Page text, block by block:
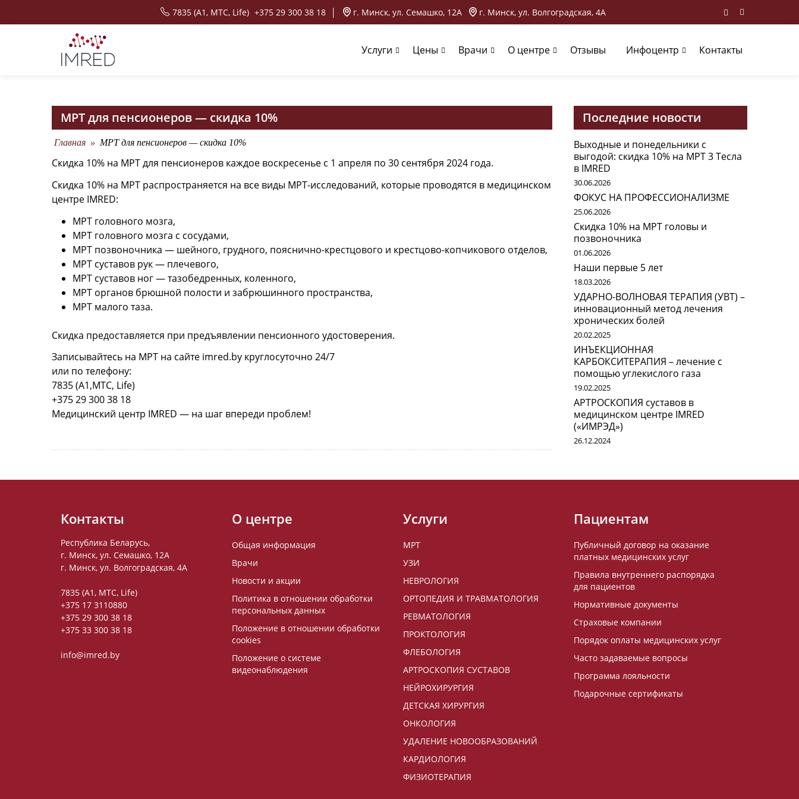
7835 (A1, MTC, Life) +375 29 300 38 18 г. Минск, ул. Семашко, 12А г. Минск, ул. Волгоградская, 4А
Услуги Цены Врачи О центре Отзывы Инфоцентр Контакты
МРТ для пенсионеров — скидка 10%
Главная » МРТ для пенсионеров — скидка 10%
Скидка 10% на МРТ для пенсионеров каждое воскресенье с 1 апреля по 30 сентября 2024 года.
Скидка 10% на МРТ распространяется на все виды МРТ-исследований, которые проводятся в медицинском
центре IMRED:
МРТ головного мозга,
МРТ головного мозга с сосудами,
МРТ позвоночника — шейного, грудного, пояснично-крестцового и крестцово-копчикового отделов,
МРТ суставов рук — плечевого,
МРТ суставов ног — тазобедренных, коленного,
МРТ органов брюшной полости и забрюшинного пространства,
МРТ малого таза.
Скидка предоставляется при предъявлении пенсионного удостоверения.
Записывайтесь на МРТ на сайте imred.by круглосуточно 24/7
или по телефону:
7835 (А1,МТС, Life)
+375 29 300 38 18
Медицинский центр IMRED — на шаг впереди проблем!
Последние новости
Выходные и понедельники с
выгодой: скидка 10% на МРТ 3 Тесла
в IMRED
30.06.2026
ФОКУС НА ПРОФЕССИОНАЛИЗМЕ
25.06.2026
Скидка 10% на МРТ головы и
позвоночника
01.06.2026
Наши первые 5 лет
18.03.2026
УДАРНО-ВОЛНОВАЯ ТЕРАПИЯ (УВТ) –
инновационный метод лечения
хронических болей
20.02.2025
ИНЪЕКЦИОННАЯ
КАРБОКСИТЕРАПИЯ – лечение с
помощью углекислого газа
19.02.2025
АРТРОСКОПИЯ суставов в
медицинском центре IMRED
(«ИМРЭД»)
26.12.2024
Контакты
Республика Беларусь,
г. Минск, ул. Семашко, 12А
г. Минск, ул. Волгоградская, 4А
7835 (A1, MTC, Life)
+375 17 3110880
+375 29 300 38 18
+375 33 300 38 18
info@imred.by
О центре
Общая информация
Врачи
Новости и акции
Политика в отношении обработки
персональных данных
Положение в отношении обработки
cookies
Положение о системе
видеонаблюдения
Услуги
МРТ
УЗИ
НЕВРОЛОГИЯ
ОРТОПЕДИЯ И ТРАВМАТОЛОГИЯ
РЕВМАТОЛОГИЯ
ПРОКТОЛОГИЯ
ФЛЕБОЛОГИЯ
АРТРОСКОПИЯ СУСТАВОВ
НЕЙРОХИРУРГИЯ
ДЕТСКАЯ ХИРУРГИЯ
ОНКОЛОГИЯ
УДАЛЕНИЕ НОВООБРАЗОВАНИЙ
КАРДИОЛОГИЯ
ФИЗИОТЕРАПИЯ
Пациентам
Публичный договор на оказание
платных медицинских услуг
Правила внутреннего распорядка
для пациентов
Нормативные документы
Страховые компании
Порядок оплаты медицинских услуг
Часто задаваемые вопросы
Программа лояльности
Подарочные сертификаты